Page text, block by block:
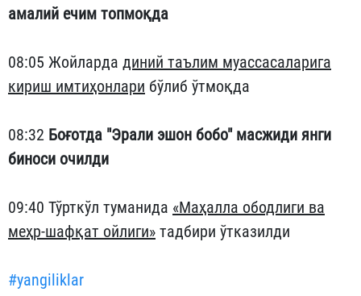
амалий ечим топмоқда
08:05 Жойларда диний таълим муассасаларига
кириш имтиҳонлари бўлиб ўтмоқда
08:32 Боғотда "Эрали эшон бобо" масжиди янги
биноси очилди
09:40 Тўрткўл туманида «Маҳалла ободлиги ва
меҳр-шафқат ойлиги» тадбири ўтказилди
#yangiliklar